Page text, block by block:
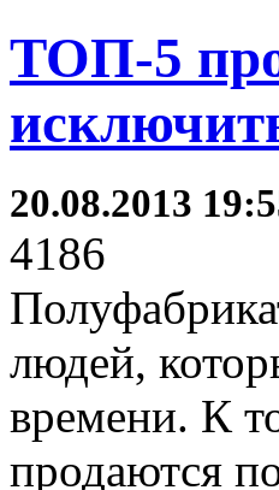
ТОП-5
20.08.2013
4186
людей,
времени. К
продаются